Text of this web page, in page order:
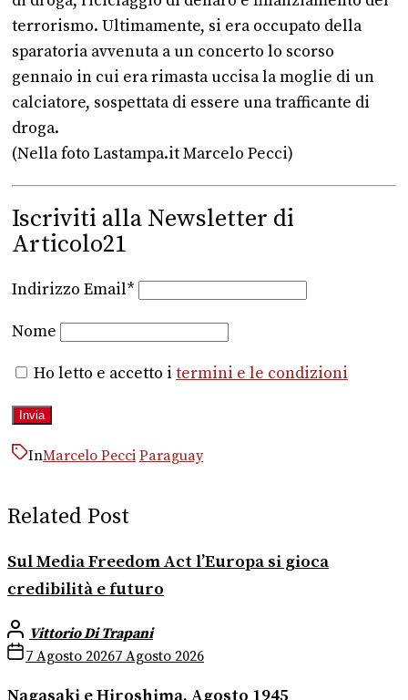
terrorismo. Ultimamente, si era occupato della
sparatoria avvenuta a un concerto lo scorso
gennaio in cui era rimasta uccisa la moglie di un
calciatore, sospettata di essere una trafficante di
droga.
(Nella foto Lastampa.it Marcelo Pecci)
Iscriviti alla Newsletter di
Articolo21
Indirizzo Email*
Nome
Ho letto e accetto i termini e le condizioni
InMarcelo Pecci Paraguay
Related Post
Sul Media Freedom Act l’Europa si gioca
credibilità e futuro
Vittorio Di Trapani
7 Agosto 20267 Agosto 2026